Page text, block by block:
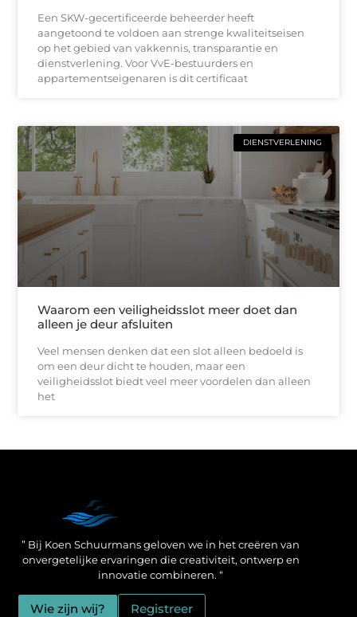
Een SKW-gecertificeerde beheerder heeft
aangetoond te voldoen aan strenge kwaliteitseisen
op het gebied van vakkennis, transparantie en
dienstverlening. Voor VvE-bestuurders en
appartementseigenaren is dit certificaat
DIENSTVERLENING
Waarom een veiligheidsslot meer doet dan
alleen je deur afsluiten
Veel mensen denken dat een slot alleen bedoeld is
om een deur dicht te houden, maar een
veiligheidsslot biedt veel meer voordelen dan alleen
het
” Bij Koen Schuurmans geloven we in het creëren van
onvergetelijke ervaringen die creativiteit, ontwerp en
innovatie combineren. “
Wie zijn wij? Registreer